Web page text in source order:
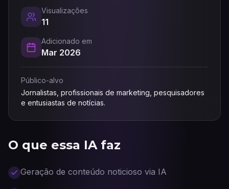
O que essa IA faz
Geração de conteúdo noticioso via IA
Visualizações
11
Adicionado em
Mar 2026
Público-alvo
Jornalistas, profissionais de marketing, pesquisadores
e entusiastas de notícias.